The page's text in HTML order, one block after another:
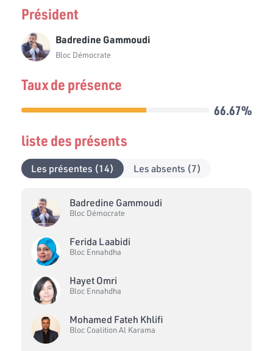
Président
Badredine Gammoudi
Bloc Démocrate
Taux de présence
66.67%
liste des présents
Les présentes (14) Les absents (7)
Badredine Gammoudi
Bloc Démocrate
Ferida Laabidi
Bloc Ennahdha
Hayet Omri
Bloc Ennahdha
Mohamed Fateh Khlifi
Bloc Coalition Al Karama